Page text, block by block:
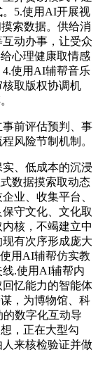
5.使用AI开展视
索数据。供给消
动办事，让受众
心理健康取情感
使用AI辅帮音乐
取版权协调机
前评估预判、事
风险节制机制。
、低成本的沉浸
数据摸索取动态
业、收集平台、
守文化、文化取
核，不竭建立中
有次序形成庞大
用AI辅帮仿实教
.使用AI辅帮内
忆能力的智能体
，为博物馆、科
数字化互动导
，正在大型勾
来核检验证并做